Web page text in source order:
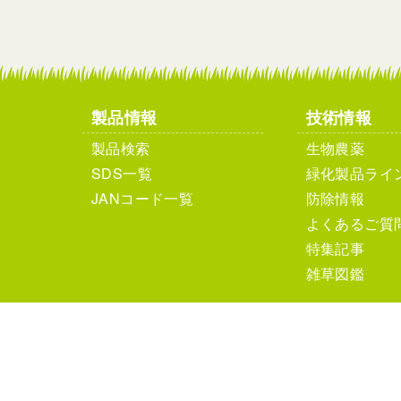
製品情報
製品検索
SDS一覧
JANコード一覧
技術情報
生物農薬
緑化製品ライ
防除情報
よくあるご質
特集記事
雑草図鑑